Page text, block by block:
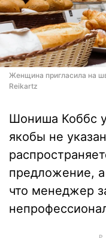
Женщина пригласила на
Reikartz
Шониша Коббс
якобы не
предложение,
что менеджер